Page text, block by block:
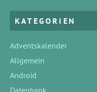
KATEGORIEN
Adventskalender
Allgemein
Android
Datenbank